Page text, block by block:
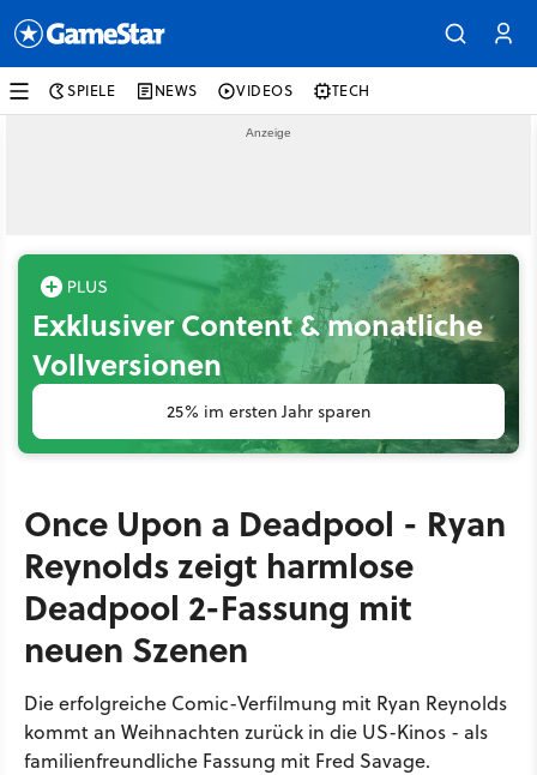
SPIELE NEWS VIDEOS TECH
Exklusiver Content & monatliche
Vollversionen
25% im ersten Jahr sparen
Once Upon a Deadpool - Ryan
Reynolds zeigt harmlose
Deadpool 2-Fassung mit
neuen Szenen
Die erfolgreiche Comic-Verfilmung mit Ryan Reynolds
kommt an Weihnachten zurück in die US-Kinos - als
familienfreundliche Fassung mit Fred Savage.